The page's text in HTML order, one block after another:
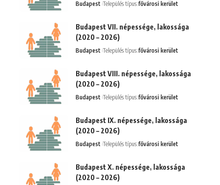
Budapest Település típus:fővárosi kerület
Budapest VII. népessége, lakossága
(2020 – 2026)
Budapest Település típus:fővárosi kerület
Budapest VIII. népessége, lakossága
(2020 – 2026)
Budapest Település típus:fővárosi kerület
Budapest IX. népessége, lakossága
(2020 – 2026)
Budapest Település típus:fővárosi kerület
Budapest X. népessége, lakossága
(2020 – 2026)